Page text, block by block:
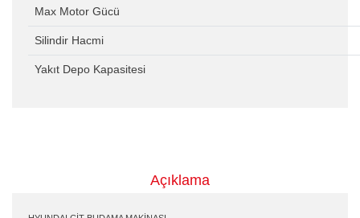
Max Motor Gücü
Silindir Hacmi
Yakıt Depo Kapasitesi
Açıklama